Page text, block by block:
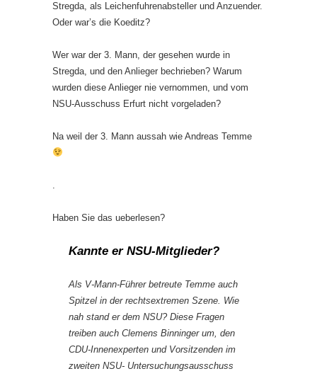
Stregda, als Leichenfuhrenabsteller und Anzuender.
Oder war’s die Koeditz?
Wer war der 3. Mann, der gesehen wurde in
Stregda, und den Anlieger bechrieben? Warum
wurden diese Anlieger nie vernommen, und vom
NSU-Ausschuss Erfurt nicht vorgeladen?
Na weil der 3. Mann aussah wie Andreas Temme
.
Haben Sie das ueberlesen?
Kannte er NSU-Mitglieder?
Als V-Mann-Führer betreute Temme auch
Spitzel in der rechtsextremen Szene. Wie
nah stand er dem NSU? Diese Fragen
treiben auch Clemens Binninger um, den
CDU-Innenexperten und Vorsitzenden im
zweiten NSU- Untersuchungsausschuss